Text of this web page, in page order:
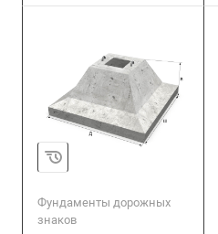
Фундаменты дорожных
знаков